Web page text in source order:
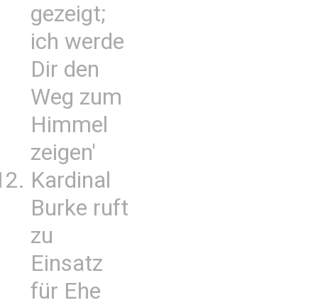
gezeigt;
ich werde
Dir den
Weg zum
Himmel
zeigen'
Kardinal
Burke ruft
zu
Einsatz
für Ehe